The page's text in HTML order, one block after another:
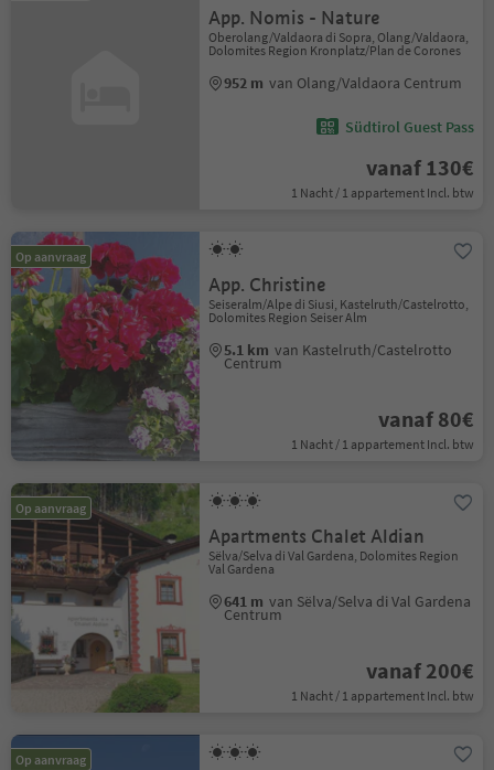
App. Nomis - Nature
Oberolang/Valdaora di Sopra, Olang/Valdaora,
Dolomites Region Kronplatz/Plan de Corones
952 m van Olang/Valdaora Centrum
Südtirol Guest Pass
vanaf 130€
1 Nacht / 1 appartement Incl. btw
Op aanvraag
App. Christine
Seiseralm/Alpe di Siusi, Kastelruth/Castelrotto,
Dolomites Region Seiser Alm
5.1 km van Kastelruth/Castelrotto
Centrum
vanaf 80€
1 Nacht / 1 appartement Incl. btw
Op aanvraag
Apartments Chalet Aldian
Sëlva/Selva di Val Gardena, Dolomites Region
Val Gardena
641 m van Sëlva/Selva di Val Gardena
Centrum
vanaf 200€
1 Nacht / 1 appartement Incl. btw
Op aanvraag